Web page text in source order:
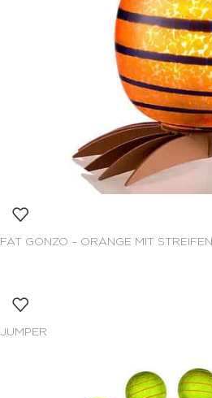
FAT GONZO – ORANGE MIT STREIFEN
JUMPER